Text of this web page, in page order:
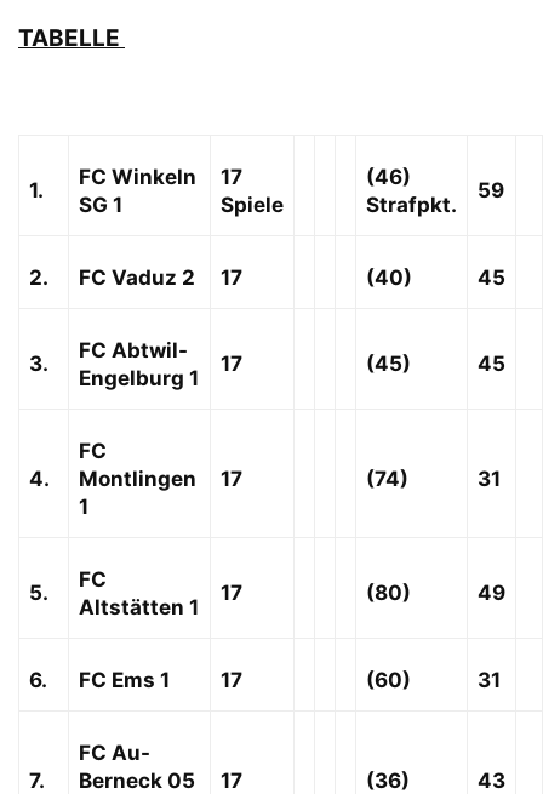
TABELLE
1.
FC Winkeln
SG 1
17
Spiele
(46)
Strafpkt.
59
2. FC Vaduz 2 17 (40) 45
3.
FC Abtwil-
Engelburg 1
17 (45) 45
4.
FC
Montlingen
1
17 (74) 31
5.
FC
Altstätten 1
17 (80) 49
6. FC Ems 1 17 (60) 31
7.
FC Au-
Berneck 05
17 (36) 43